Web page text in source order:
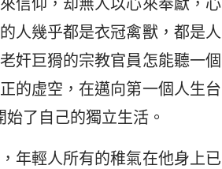
信仰，却無人以心來奉獻，心
人幾乎都是衣冠禽獸，都是人
奸巨猾的宗教官員怎能聽一個
的虚空，在邁向第一個人生台
了自己的獨立生活。
年輕人所有的稚氣在他身上已